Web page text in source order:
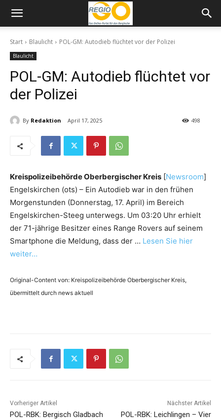
Start Blaulicht POL-GM: Autodieb flüchtet vor der Polizei
Blaulicht
POL-GM: Autodieb flüchtet vor
der Polizei
By Redaktion April 17, 2025 498
Kreispolizeibehörde Oberbergischer Kreis [Newsroom]
Engelskirchen (ots) – Ein Autodieb war in den frühen
Morgenstunden (Donnerstag, 17. April) im Bereich
Engelskirchen-Steeg unterwegs. Um 03:20 Uhr erhielt
der 71-jährige Besitzer eines Range Rovers auf seinem
Smartphone die Meldung, dass der … Lesen Sie hier
weiter…
Original-Content von: Kreispolizeibehörde Oberbergischer Kreis,
übermittelt durch news aktuell
Vorheriger Artikel
POL-RBK: Bergisch Gladbach
Nächster Artikel
POL-RBK: Leichlingen – Vier